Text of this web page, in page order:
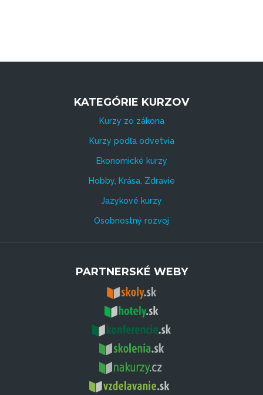
KATEGÓRIE KURZOV
Kurzy zo zákona
Kurzy podľa odvetvia
Ekonomické kurzy
Hobby, Krása, Zdravie
Jazykové kurzy
Osobnostný rozvoj
PARTNERSKÉ WEBY